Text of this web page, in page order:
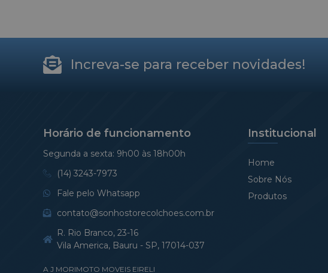
comprarei mais vezes!
Increva-se para receber novidades!
Horário de funcionamento
Segunda a sexta: 9h00 às 18h00h
(14) 3243-7973
Fale pelo Whatsapp
contato@sonhostorecolchoes.com.br
R. Rio Branco, 23-16
Vila America, Bauru - SP, 17014-037
A J MORIMOTO MOVEIS EIRELI
Institucional
Home
Sobre Nós
Produtos